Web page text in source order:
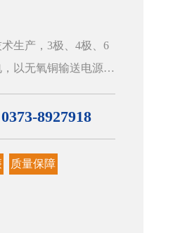
生产，3极、4极、6
以无氧铜输送电源，
引起滑触线损伤，延
产品，广泛吸取科技
制造。 无接缝滑触
（除供电点外）、体
8927918
质量保障